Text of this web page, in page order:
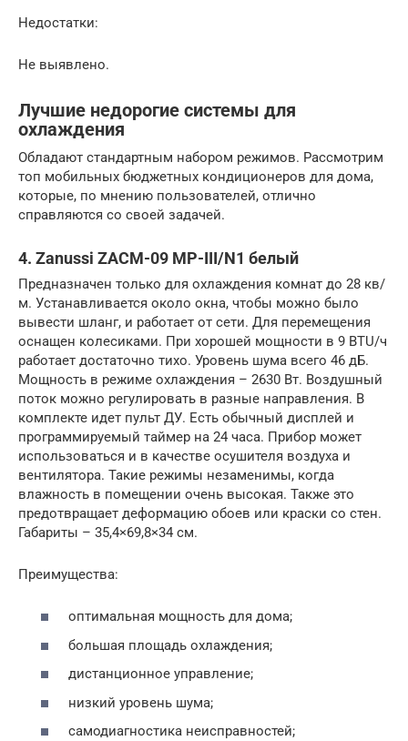
Недостатки:
Не выявлено.
Лучшие недорогие системы для
охлаждения
Обладают стандартным набором режимов. Рассмотрим
топ мобильных бюджетных кондиционеров для дома,
которые, по мнению пользователей, отлично
справляются со своей задачей.
4. Zanussi ZACM-09 MP-III/N1 белый
Предназначен только для охлаждения комнат до 28 кв/
м. Устанавливается около окна, чтобы можно было
вывести шланг, и работает от сети. Для перемещения
оснащен колесиками. При хорошей мощности в 9 BTU/ч
работает достаточно тихо. Уровень шума всего 46 дБ.
Мощность в режиме охлаждения – 2630 Вт. Воздушный
поток можно регулировать в разные направления. В
комплекте идет пульт ДУ. Есть обычный дисплей и
программируемый таймер на 24 часа. Прибор может
использоваться и в качестве осушителя воздуха и
вентилятора. Такие режимы незаменимы, когда
влажность в помещении очень высокая. Также это
предотвращает деформацию обоев или краски со стен.
Габариты – 35,4×69,8×34 см.
Преимущества:
оптимальная мощность для дома;
большая площадь охлаждения;
дистанционное управление;
низкий уровень шума;
самодиагностика неисправностей;